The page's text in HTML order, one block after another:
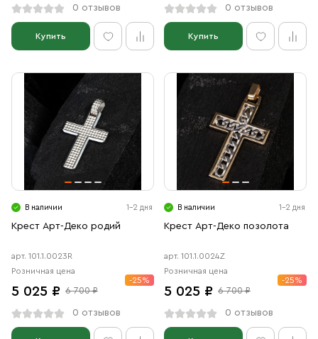
0 отзывов
Купить
0 отзывов
Купить
В наличии 1-2 дня
Крест Арт-Деко родий
арт. 101.1.0023R
Розничная цена
5 025 ₽ 6 700 ₽
-25%
0 отзывов
В наличии 1-2 дня
Крест Арт-Деко позолота
арт. 101.1.0024Z
Розничная цена
5 025 ₽ 6 700 ₽
-25%
0 отзывов